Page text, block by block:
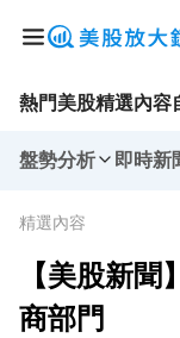
熱門美股精選內容
盤勢分析 即時新
精選內容
【美股新
商部門